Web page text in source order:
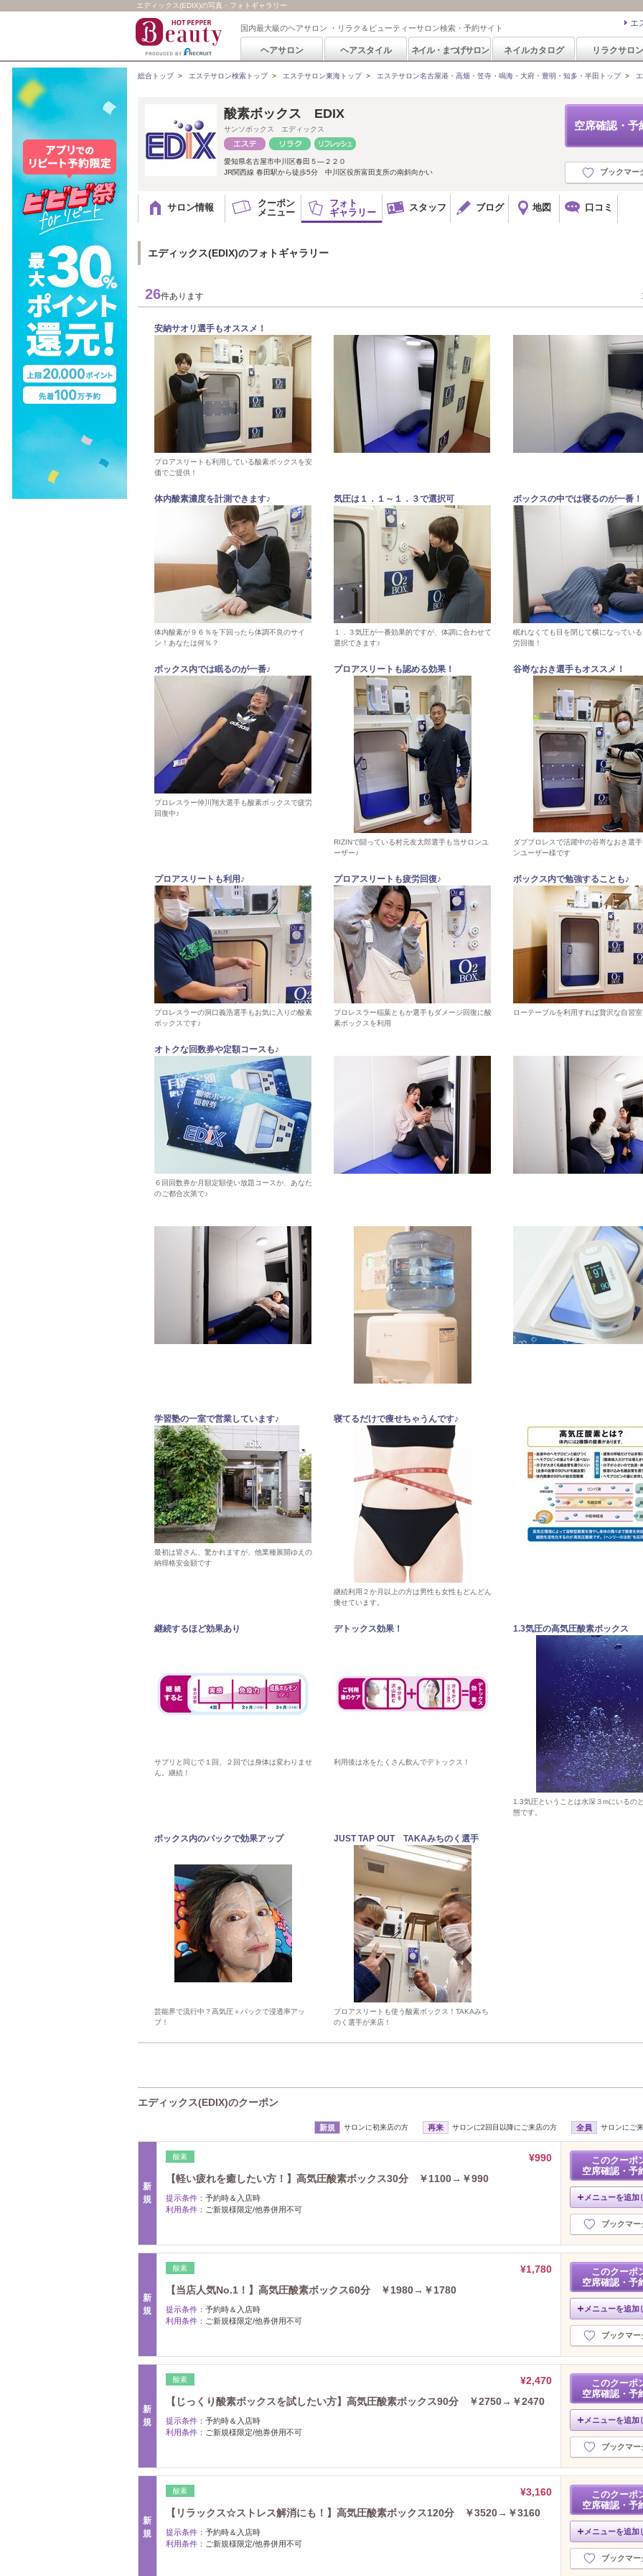
エディックス(EDIX)の写真・フォトギャラリー
国内最大級のヘアサロン ・リラク＆ビューティーサロン検索・予約サイト エ
ヘアサロン ヘアスタイル ネイル・まつげサロン ネイルカタログ リラクサロン
総合トップ> エステサロン検索トップ> エステサロン東海トップ> エステサロン名古屋港・高畑・笠寺・鳴海・大府・豊明・知多・半田トップ>
空席確認・予
ブックマー
酸素ボックス EDIX
サンソボックス エディックス
愛知県名古屋市中川区春田５―２２０
JR関西線 春田駅から徒歩5分 中川区役所富田支所の南斜向かい
サロン情報
クーポン
メニュー
フォト
ギャラリー
スタッフ ブログ 地図 口コミ
エディックス(EDIX)のフォトギャラリー
26件あります
安納サオリ選手もオススメ！
プロアスリートも利用している酸素ボックスを安
価でご提供！
体内酸素濃度を計測できます♪
体内酸素が９６％を下回ったら体調不良のサイ
ン！あなたは何％？
気圧は１．１～１．３で選択可
１．３気圧が一番効果的ですが、体調に合わせて
選択できます♪
ボックスの中では寝るのが一番！
眠れなくても目を閉じて横になってい
労回復！
ボックス内では眠るのが一番♪
プロレスラー仲川翔大選手も酸素ボックスで疲労
回復中♪
プロアスリートも認める効果！
RIZINで闘っている村元友太郎選手も当サロンユ
ーザー♪
谷嵜なおき選手もオススメ！
ダブプロレスで活躍中の谷嵜なおき選
ンユーザー様です
プロアスリートも利用♪
プロレスラーの洞口義浩選手もお気に入りの酸素
ボックスです♪
プロアスリートも疲労回復♪
プロレスラー稲葉ともか選手もダメージ回復に酸
素ボックスを利用
ボックス内で勉強することも♪
ローテーブルを利用すれば贅沢な自習
オトクな回数券や定額コースも♪
６回回数券か月額定額使い放題コースか、あなた
のご都合次第で♪
学習塾の一室で営業しています♪
最初は皆さん、驚かれますが、他業種展開ゆえの
納得格安金額です
寝てるだけで痩せちゃうんです♪
継続利用２か月以上の方は男性も女性もどんどん
痩せています。
継続するほど効果あり
サプリと同じで１回、２回では身体は変わりませ
ん。継続！
デトックス効果！
利用後は水をたくさん飲んでデトックス！
1.3気圧の高気圧酸素ボックス
1.3気圧ということは水深３mにいるの
態です。
ボックス内のパックで効果アップ
芸能界で流行中？高気圧＋パックで浸透率アッ
プ！
JUST TAP OUT TAKAみちのく選手
プロアスリートも使う酸素ボックス！TAKAみち
のく選手が来店！
エディックス(EDIX)のクーポン
新規 サロンに初来店の方 再来 サロンに2回目以降にご来店の方 全員 サロンにご
新
規
酸素
¥990
【軽い疲れを癒したい方！】高気圧酸素ボックス30分 ￥1100→￥990
提示条件： 予約時＆入店時
利用条件： ご新規様限定/他券併用不可
このクーポ
空席確認・予
メニューを追加
ブックマー
新
規
酸素
¥1,780
【当店人気No.1！】高気圧酸素ボックス60分 ￥1980→￥1780
提示条件： 予約時＆入店時
利用条件： ご新規様限定/他券併用不可
このクーポ
空席確認・予
メニューを追加
ブックマー
新
規
酸素
¥2,470
【じっくり酸素ボックスを試したい方】高気圧酸素ボックス90分 ￥2750→￥2470
提示条件： 予約時＆入店時
利用条件： ご新規様限定/他券併用不可
このクーポ
空席確認・予
メニューを追加
ブックマー
新
規
酸素
¥3,160
【リラックス☆ストレス解消にも！】高気圧酸素ボックス120分 ￥3520→￥3160
提示条件： 予約時＆入店時
利用条件： ご新規様限定/他券併用不可
このクーポ
空席確認・予
メニューを追加
ブックマー